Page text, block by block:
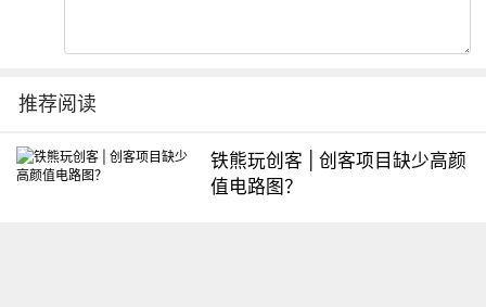
推荐阅读
铁熊玩创客 | 创客项目缺少高颜
值电路图？